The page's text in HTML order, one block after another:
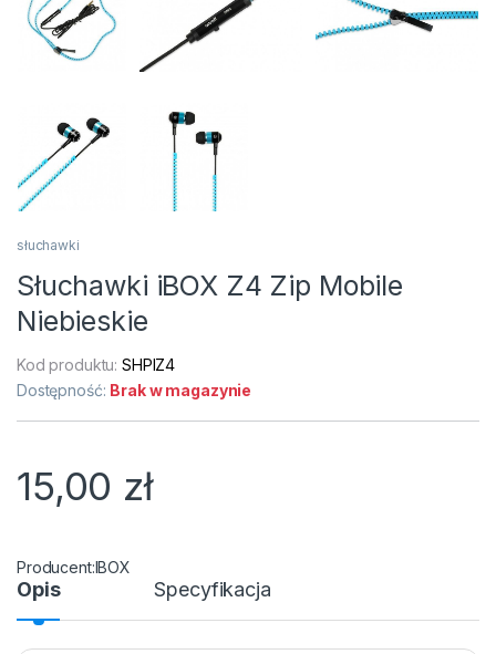
słuchawki
Słuchawki iBOX Z4 Zip Mobile
Niebieskie
Kod produktu:SHPIZ4
Dostępność: Brak w magazynie
15,00 zł
IBOX
Opis Specyfikacja